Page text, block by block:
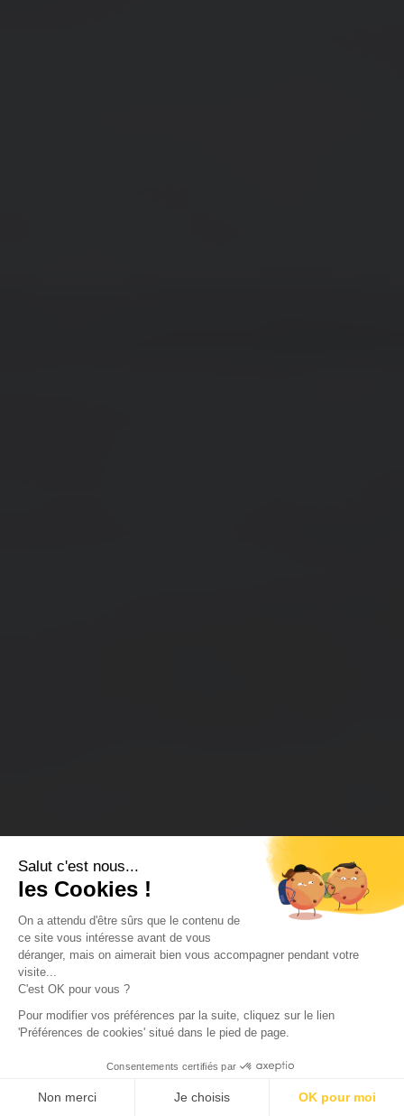
Salut c'est nous...
les Cookies !
On a attendu d'être sûrs que le contenu de
ce site vous intéresse avant de vous
déranger, mais on aimerait bien vous accompagner pendant votre
visite...
C'est OK pour vous ?
Pour modifier vos préférences par la suite, cliquez sur le lien
'Préférences de cookies' situé dans le pied de page.
Consentements certifiés par
Non merci Je choisis OK pour moi